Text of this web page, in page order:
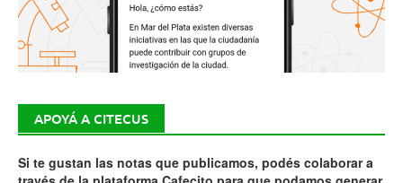
APOYÁ A CITECUS
Si te gustan las notas que publicamos, podés colaborar a